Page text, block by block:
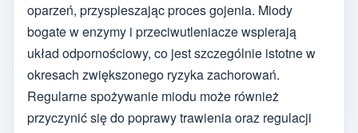
oparzeń, przyspieszając proces gojenia. Miody
bogate w enzymy i przeciwutleniacze wspierają
układ odpornościowy, co jest szczególnie istotne w
okresach zwiększonego ryzyka zachorowań.
Regularne spożywanie miodu może również
przyczynić się do poprawy trawienia oraz regulacji